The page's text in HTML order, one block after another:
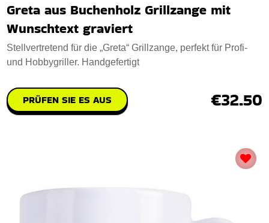
Greta aus Buchenholz Grillzange mit
Wunschtext graviert
Stellvertretend für die „Greta“ Grillzange, perfekt für Profi-
und Hobbygriller. Handgefertigt
PRÜFEN SIE ES AUS €32.50